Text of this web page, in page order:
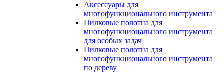
Аксессуары для
многофункционального инструмента
Пилковые полотна для
многофункционального инструмента
для особых задач
Пилковые полотна для
многофункционального инструмента
по дереву